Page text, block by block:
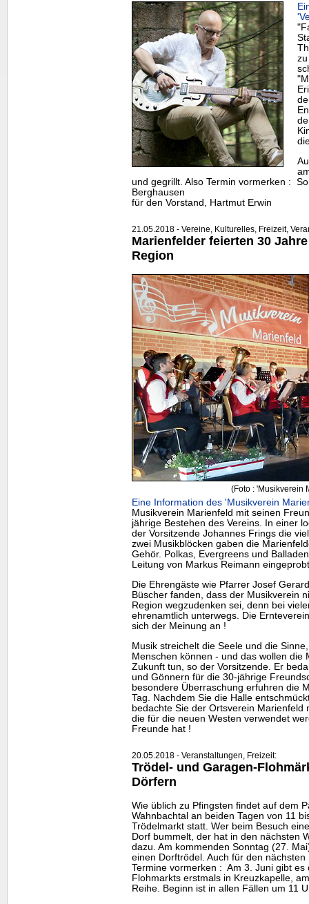
und gegrillt. Also Termin vormerken :
Berghausen
für den Vorstand, Hartmut Erwin
21.05.2018 - Vereine, Kulturelles, Freizeit,
Marienfelder feierten 30
Region
(Foto : 'Musikverein
Eine Information des 'Musikverein
Musikverein Marienfeld mit seinen
jährige Bestehen des Vereins. In einer
der Vorsitzende Johannes Frings die
zwei Musikblöcken gaben die
Gehör. Polkas, Evergreens und
Leitung von Markus Reimann
Die Ehrengäste wie Pfarrer Josef
Büscher fanden, dass der Musikverein
Region wegzudenken sei, denn bei
ehrenamtlich unterwegs. Die
sich der Meinung an !
Musik streichelt die Seele und die
Menschen können - und das wollen die
Zukunft tun, so der Vorsitzende. Er
und Gönnern für die 30-jährige
besondere Überraschung erfuhren die
Tag. Nachdem Sie die Halle
bedachte Sie der Ortsverein
die für die neuen Westen verwendet
Freunde hat !
20.05.2018 - Veranstaltungen, Freizeit:
Trödel- und Garagen-
Dörfern
Wie üblich zu Pfingsten findet auf dem
Wahnbachtal an beiden Tagen von 11
Trödelmarkt statt. Wer beim Besuch
Dorf bummelt, der hat in den nächsten
dazu. Am kommenden Sonntag (27.
einen Dorftrödel. Auch für den
Termine vormerken : Am 3. Juni gibt es
Flohmarkts erstmals in Kreuzkapelle,
Reihe. Beginn ist in allen Fällen um 11